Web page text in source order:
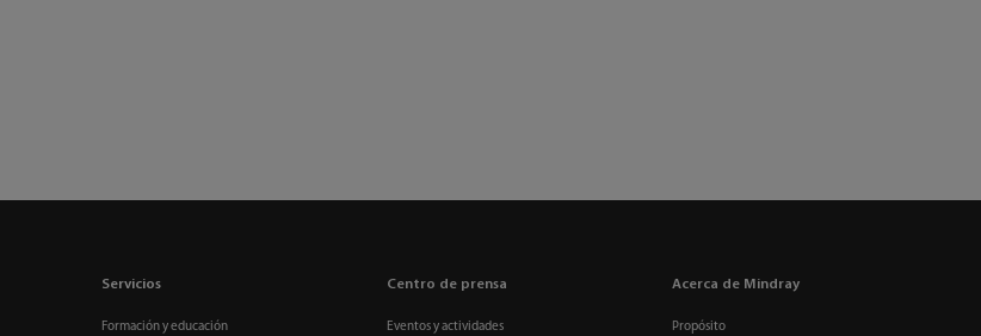
Servicios
Formación y educación
Centro de prensa
Eventos y actividades
Acerca de Mindray
Propósito